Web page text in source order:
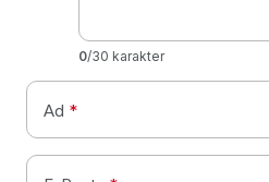
0/30 karakter
Ad *